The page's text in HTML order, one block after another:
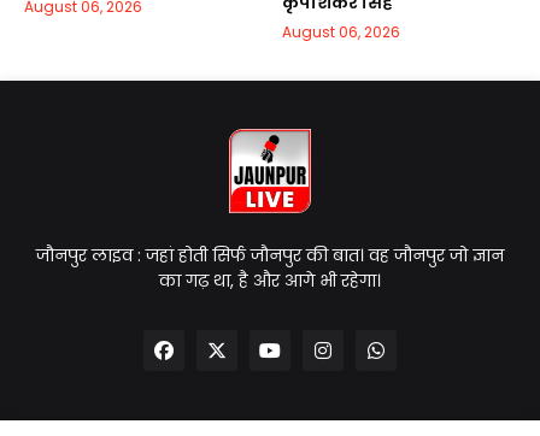
August 06, 2026
August 06, 2026
जौनपुर लाइव : जहां होती सिर्फ जौनपुर की बात। वह जौनपुर जो ज्ञान
का गढ़ था, है और आगे भी रहेगा।